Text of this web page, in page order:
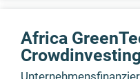
Africa
Crowdinvesting